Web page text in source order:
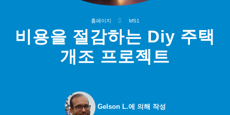
홈페이지 MS1
비용을 절감하는 Diy 주택
개조 프로젝트
Gelson L.에 의해 작성